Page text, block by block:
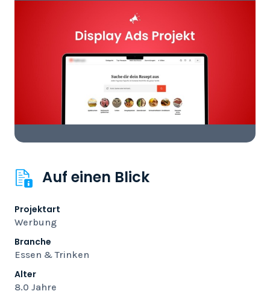
Auf einen Blick
Projektart
Werbung
Branche
Essen & Trinken
Alter
8.0 Jahre